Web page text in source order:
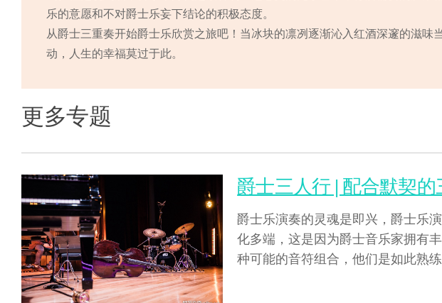
乐的意愿和不对爵士乐妄下结论的积极态度。
从爵士三重奏开始爵士乐欣赏之旅吧！当冰块的凛冽逐渐沁入红酒深邃的滋味
动，人生的幸福莫过于此。
更多专题
爵士三人行 | 配合默契
爵士乐演奏的灵魂是即兴，爵士乐
化多端，这是因为爵士音乐家拥有
种可能的音符组合，他们是如此熟